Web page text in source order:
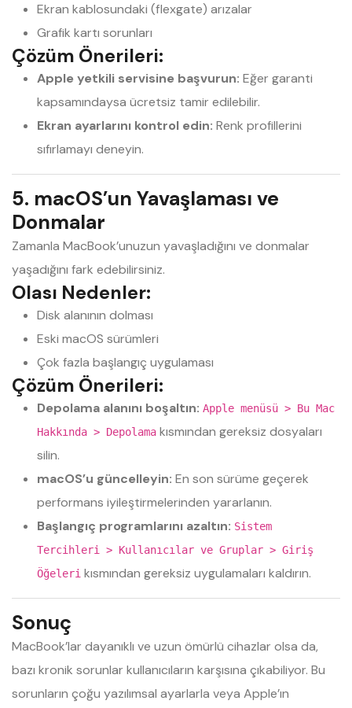
Ekran kablosundaki (flexgate) arızalar
Grafik kartı sorunları
Çözüm Önerileri:
Apple yetkili servisine başvurun: Eğer garanti
kapsamındaysa ücretsiz tamir edilebilir.
Ekran ayarlarını kontrol edin: Renk profillerini
sıfırlamayı deneyin.
5. macOS’un Yavaşlaması ve
Donmalar
Zamanla MacBook’unuzun yavaşladığını ve donmalar
yaşadığını fark edebilirsiniz.
Olası Nedenler:
Disk alanının dolması
Eski macOS sürümleri
Çok fazla başlangıç uygulaması
Çözüm Önerileri:
Depolama alanını boşaltın: Apple menüsü > Bu Mac
Hakkında > Depolama kısmından gereksiz dosyaları
silin.
macOS’u güncelleyin: En son sürüme geçerek
performans iyileştirmelerinden yararlanın.
Başlangıç programlarını azaltın: Sistem
Tercihleri > Kullanıcılar ve Gruplar > Giriş
Öğeleri kısmından gereksiz uygulamaları kaldırın.
Sonuç
MacBook’lar dayanıklı ve uzun ömürlü cihazlar olsa da,
bazı kronik sorunlar kullanıcıların karşısına çıkabiliyor. Bu
sorunların çoğu yazılımsal ayarlarla veya Apple’ın